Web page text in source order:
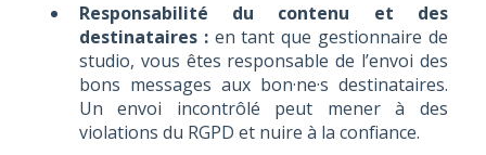
Responsabilité du contenu et des
destinataires :en tant que gestionnaire de
studio, vous êtes responsable de l’envoi des
bons messages aux bon·ne·s destinataires.
Un envoi incontrôlé peut mener à des
violations du RGPD et nuire à la confiance.